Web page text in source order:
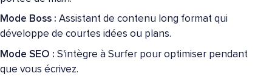
Mode Boss : Assistant de contenu long format qui
développe de courtes idées ou plans.
Mode SEO : S'intègre à Surfer pour optimiser pendant
que vous écrivez.